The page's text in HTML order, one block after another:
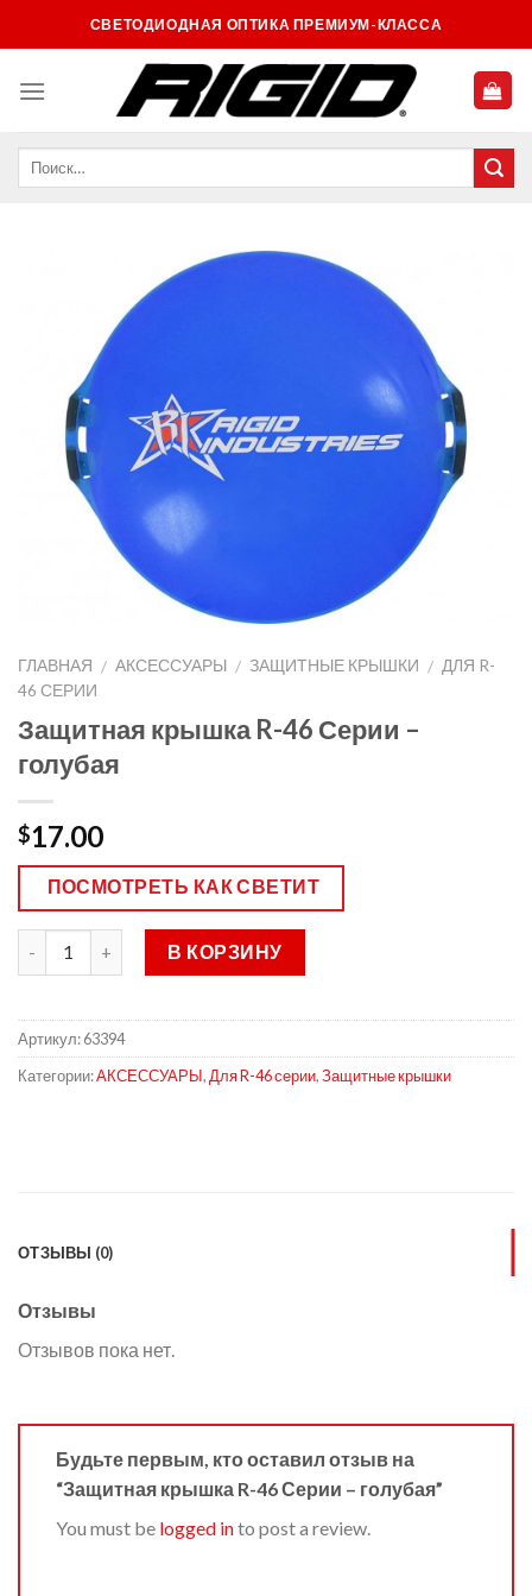
to
СВЕТОДИОДНАЯ ОПТИКА ПРЕМИУМ-КЛАССА
ГЛАВНАЯ / АКСЕССУАРЫ / ЗАЩИТНЫЕ КРЫШКИ / ДЛЯ R-
46 СЕРИИ
Защитная крышка R-46 Серии –
голубая
$17.00
ПОСМОТРЕТЬ КАК СВЕТИТ
В КОРЗИНУ
Артикул:63394
Категории:АКСЕССУАРЫ, Для R-46 серии,Защитные крышки
ОТЗЫВЫ (0)
Отзывы
Отзывов пока нет.
Будьте первым, кто оставил отзыв на
“Защитная крышка R-46 Серии – голубая”
You must be logged into post a review.